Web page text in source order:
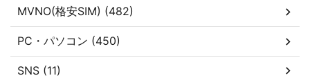
MVNO(格安SIM) (482)
PC・パソコン (450)
SNS (11)